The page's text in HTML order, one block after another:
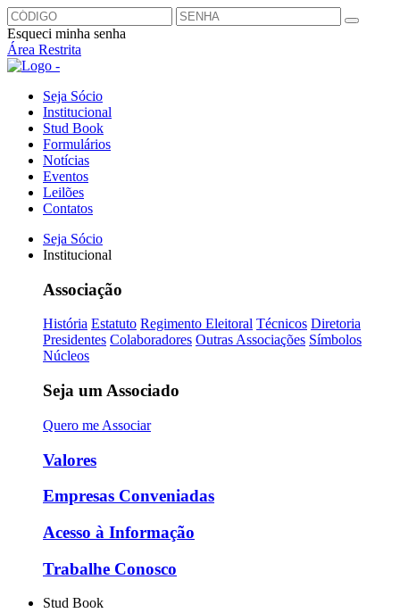
Esqueci minha senha
Área Restrita
Seja Sócio
Institucional
Stud Book
Formulários
Notícias
Eventos
Leilões
Contatos
Seja Sócio
Institucional
Associação
História Estatuto Regimento Eleitoral Técnicos Diretoria
Presidentes Colaboradores Outras Associações Símbolos
Núcleos
Seja um Associado
Quero me Associar
Valores
Empresas Conveniadas
Acesso à Informação
Trabalhe Conosco
Stud Book